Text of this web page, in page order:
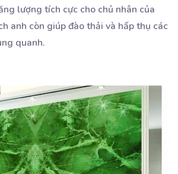
lượng tích cực cho chủ nhân của
anh còn giúp đào thải và hấp thụ các
quanh.